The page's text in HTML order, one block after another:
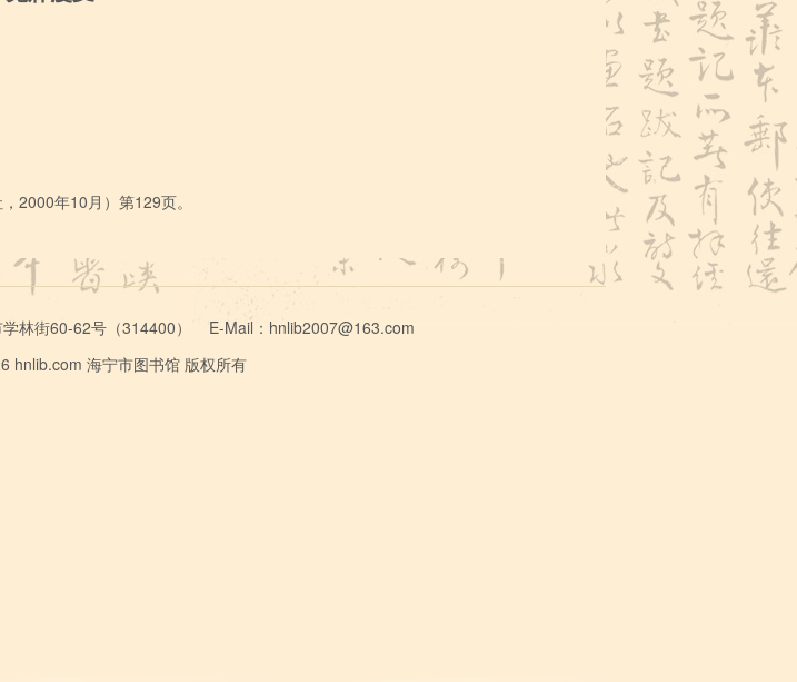
2000年10月）第129页。
林街60-62号（314400） E-Mail：hnlib2007@163.com
hnlib.com 海宁市图书馆 版权所有